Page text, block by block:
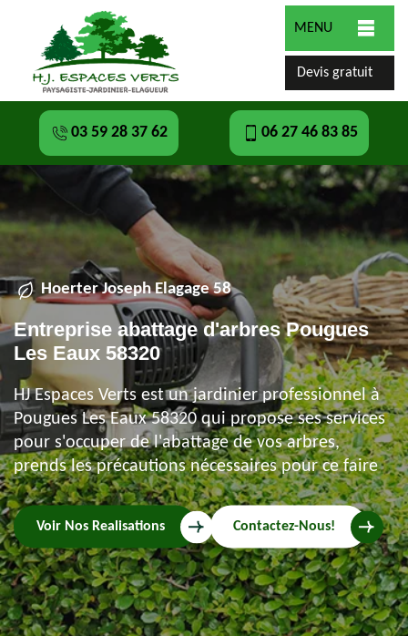
MENU
Devis gratuit
03 59 28 37 62 06 27 46 83 85
Hoerter Joseph Elagage 58
Entreprise abattage d'arbres Pougues
Les Eaux 58320
HJ Espaces Verts est un jardinier professionnel à
Pougues Les Eaux 58320 qui propose ses services
pour s'occuper de l'abattage de vos arbres,
prends les précautions nécessaires pour ce faire
Voir Nos Realisations Contactez-Nous!